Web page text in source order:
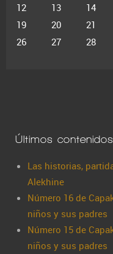
12
13 14
19
20 21
26
27 28
Últimos contenidos
Las historias,
Alekhine
Número 16 de
niños y sus padres
Número 15 de
niños y sus padres